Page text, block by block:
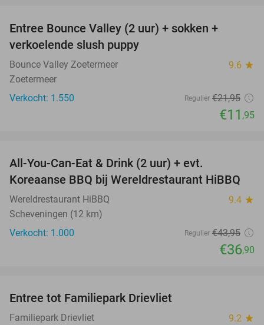
Entree Bounce Valley (2 uur) + sokken +
verkoelende slush puppy
Bounce Valley Zoetermeer 9.6 star
Zoetermeer
Verkocht: 1.550
Regulier €21,95
€11 ,95
All-You-Can-Eat & Drink (2 uur) + evt.
Koreaanse BBQ bij Wereldrestaurant HiBBQ
Wereldrestaurant HiBBQ 9.4 star
Scheveningen (12 km)
Verkocht: 1.000
Regulier €43,95
€36,90
Entree tot Familiepark Drievliet
Familiepark Drievliet 9.2 star